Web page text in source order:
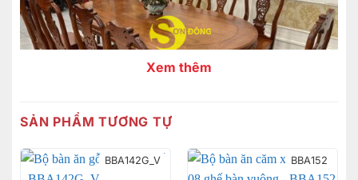
Xem thêm
SẢN PHẨM TƯƠNG TỰ
BBA142G_V BBA152